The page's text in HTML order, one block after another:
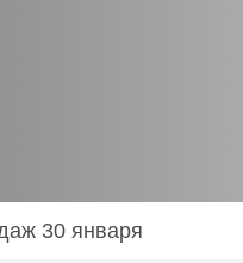
POCO C
30 января